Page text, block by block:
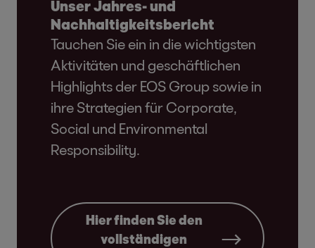
Unser Jahres- und
Nachhaltigkeitsbericht
Tauchen Sie ein in die wichtigsten
Aktivitäten und geschäftlichen
Highlights der EOS Group sowie in
ihre Strategien für Corporate,
Social und Environmental
Responsibility.
Hier finden Sie den
vollständigen